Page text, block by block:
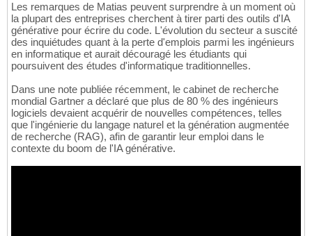
Les remarques de Matias peuvent surprendre à un moment où
la plupart des entreprises cherchent à tirer parti des outils d'IA
générative pour écrire du code. L'évolution du secteur a suscité
des inquiétudes quant à la perte d'emplois parmi les ingénieurs
en informatique et aurait découragé les étudiants qui
poursuivent des études d'informatique traditionnelles.
Dans une note publiée récemment, le cabinet de recherche
mondial Gartner a déclaré que plus de 80 % des ingénieurs
logiciels devaient acquérir de nouvelles compétences, telles
que l'ingénierie du langage naturel et la génération augmentée
de recherche (RAG), afin de garantir leur emploi dans le
contexte du boom de l'IA générative.